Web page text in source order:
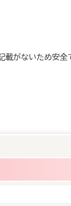
がないため安全